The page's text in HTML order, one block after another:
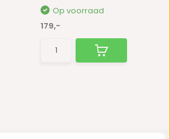
Op voorraad
179,-